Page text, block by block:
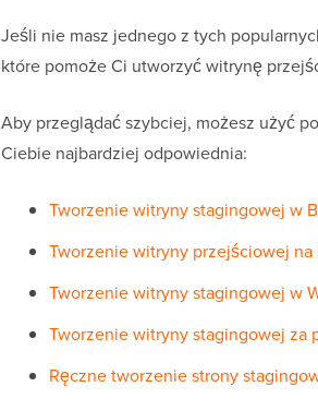
Jeśli nie masz jednego z tych
które pomoże Ci utworzyć witrynę
Aby przeglądać szybciej, możesz użyć
Ciebie najbardziej odpowiednia:
Tworzenie witryny stagingowej w
Tworzenie witryny przejściowej na
Tworzenie witryny stagingowej w
Tworzenie witryny stagingowej za
Ręczne tworzenie strony